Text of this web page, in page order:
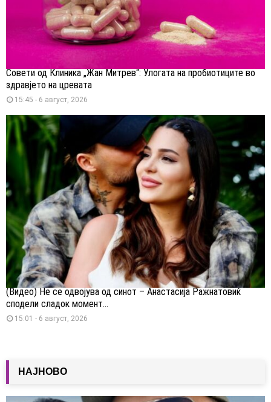
Совети од Клиника „Жан Митрев“: Улогата на пробиотиците во
здравјето на цревата
15:45 - 6 август, 2026
(Видео) Не се одвојува од синот – Анастасија Ражнатовиќ
сподели сладок момент...
15:01 - 6 август, 2026
НАЈНОВО